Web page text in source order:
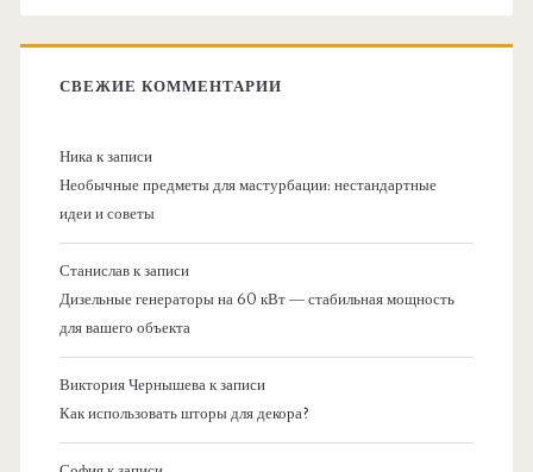
СВЕЖИЕ КОММЕНТАРИИ
Никак записи
Необычные предметы для мастурбации: нестандартные
идеи и советы
Станиславк записи
Дизельные генераторы на 60 кВт — стабильная мощность
для вашего объекта
Виктория Чернышевак записи
Как использовать шторы для декора?